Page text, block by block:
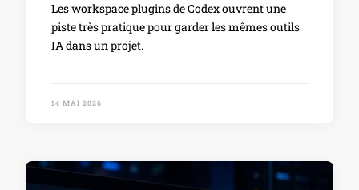
Les workspace plugins de Codex ouvrent une
piste très pratique pour garder les mêmes outils
IA dans un projet.
14 MAI 2026